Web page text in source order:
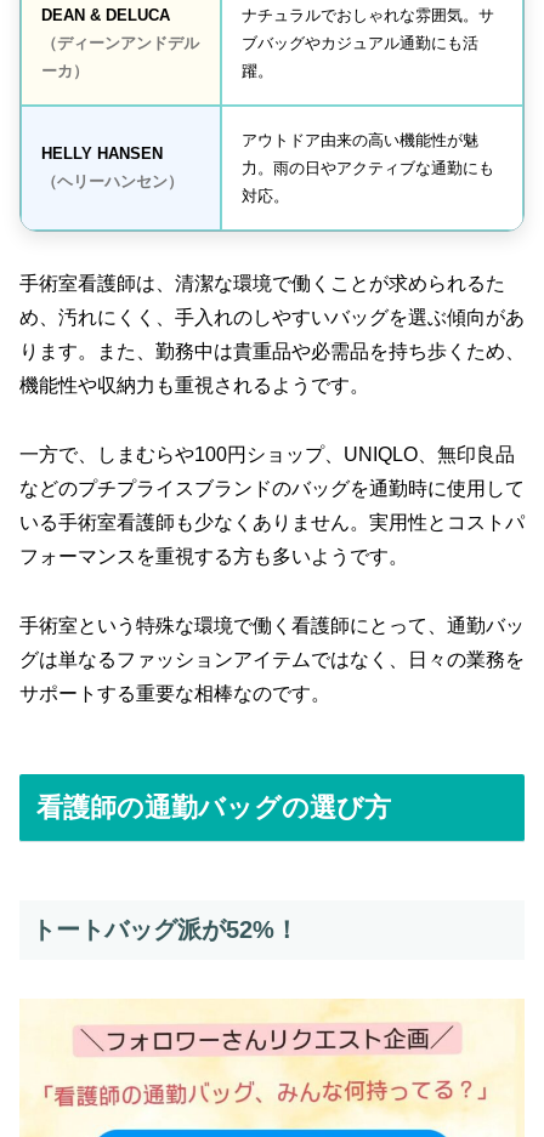
DEAN & DELUCA
（ディーンアンドデル
ーカ）
ナチュラルでおしゃれな雰囲気。サ
ブバッグやカジュアル通勤にも活
躍。
HELLY HANSEN
（ヘリーハンセン）
アウトドア由来の高い機能性が魅
力。雨の日やアクティブな通勤にも
対応。
手術室看護師は、清潔な環境で働くことが求められるた
め、汚れにくく、手入れのしやすいバッグを選ぶ傾向があ
ります。また、勤務中は貴重品や必需品を持ち歩くため、
機能性や収納力も重視されるようです。
一方で、しまむらや100円ショップ、UNIQLO、無印良品
などのプチプライスブランドのバッグを通勤時に使用して
いる手術室看護師も少なくありません。実用性とコストパ
フォーマンスを重視する方も多いようです。
手術室という特殊な環境で働く看護師にとって、通勤バッ
グは単なるファッションアイテムではなく、日々の業務を
サポートする重要な相棒なのです。
看護師の通勤バッグの選び方
トートバッグ派が52%！